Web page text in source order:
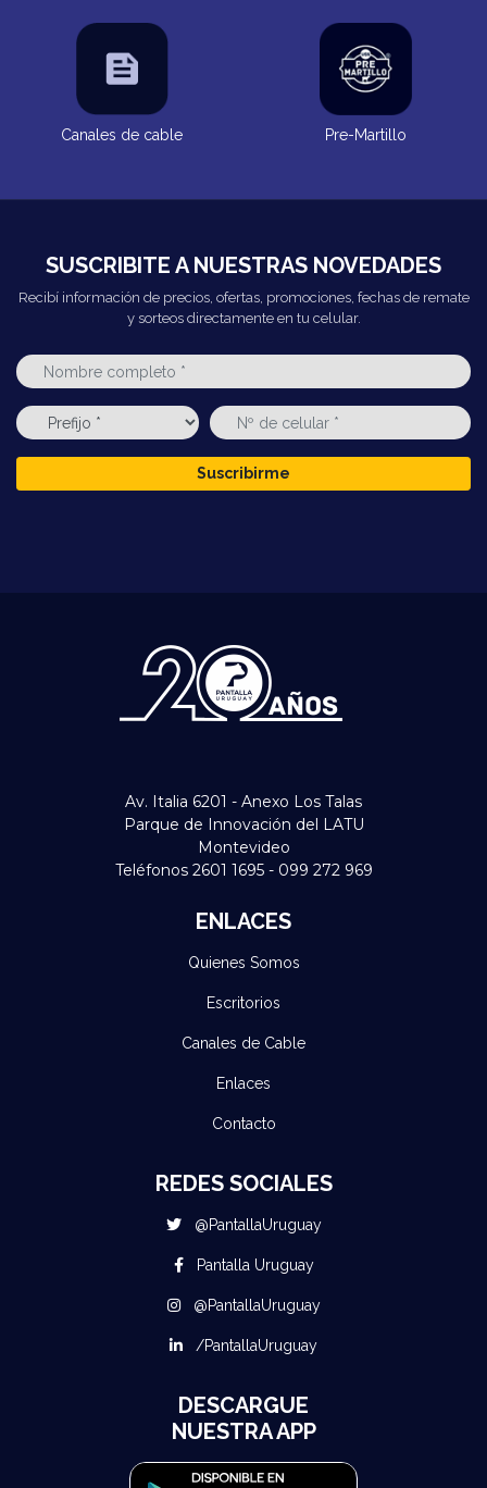
Canales de cable Pre-Martillo
SUSCRIBITE A NUESTRAS NOVEDADES
Recibí información de precios, ofertas, promociones, fechas de remate
y sorteos directamente en tu celular.
Suscribirme
Av. Italia 6201 - Anexo Los Talas
Parque de Innovación del LATU
Montevideo
Teléfonos 2601 1695 - 099 272 969
ENLACES
Quienes Somos
Escritorios
Canales de Cable
Enlaces
Contacto
REDES SOCIALES
@PantallaUruguay
Pantalla Uruguay
@PantallaUruguay
/PantallaUruguay
DESCARGUE
NUESTRA APP